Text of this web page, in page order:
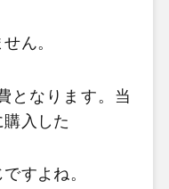
ん。
となります。当
入した
すよね。